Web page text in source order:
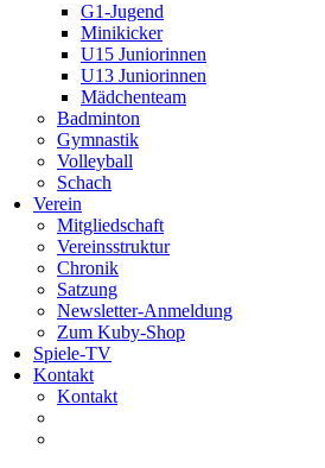
G1-Jugend
Minikicker
U15 Juniorinnen
U13 Juniorinnen
Mädchenteam
Badminton
Gymnastik
Volleyball
Schach
Verein
Mitgliedschaft
Vereinsstruktur
Chronik
Satzung
Newsletter-Anmeldung
Zum Kuby-Shop
Spiele-TV
Kontakt
Kontakt